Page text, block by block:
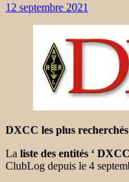
12 septembre 2021
DXCC les plus recherchés
La liste des entités ‘
ClubLog depuis le 4